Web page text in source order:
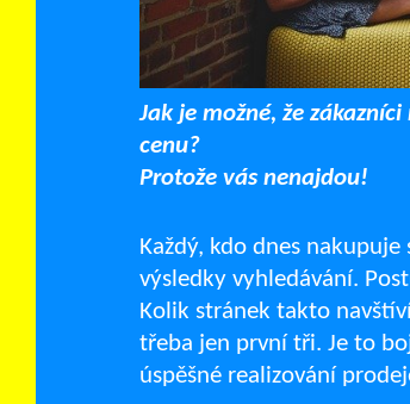
Jak je možné, že
cenu?
Protože vás nenajdou!
Každý, kdo dnes
výsledky vyhledávání.
Kolik stránek takto
třeba jen první tři. Je to
úspěšné realizování